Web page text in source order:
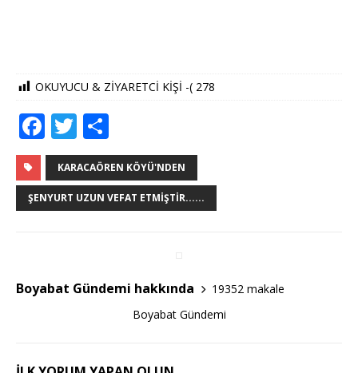
OKUYUCU & ZİYARETCİ KİŞİ -( 278
F
a
c
e
o
k
T
w
it
te
h
ar
e
KARACAÖREN KÖYÜ'NDEN
ŞENYURT UZUN VEFAT ETMIŞTIR......
Boyabat Gündemi hakkında
19352 makale
Boyabat Gündemi